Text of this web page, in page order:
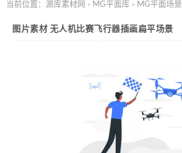
当前位置： 源库素材网 > MG平面库 > MG平面场景
图片素材 无人机比赛飞行器插画扁平场景